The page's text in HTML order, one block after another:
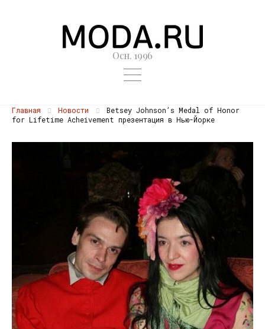
Осн. 1996
Главная Новости
Betsey Johnson’s Medal of Honor
for Lifetime Acheivement презентация в Нью-Йорке